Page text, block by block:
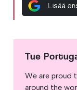
Lisää
Tue
We are proud
around the